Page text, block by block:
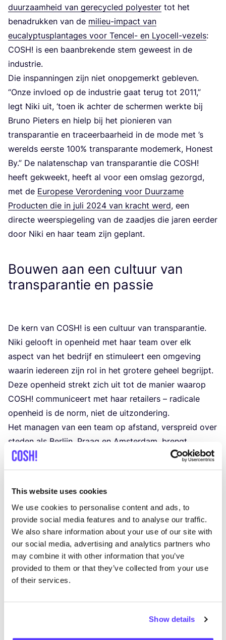
This website uses cookies
We use cookies to personalise content and ads, to
provide social media features and to analyse our traffic.
We also share information about your use of our site with
our social media, advertising and analytics partners who
may combine it with other information that you’ve
provided to them or that they’ve collected from your use
of their services.
Show details
duur­zaam­heid van gere­cy­cled poly­es­ter tot het
bena­druk­ken van de mili­eu-impact van
euca­lyp­tus­plan­ta­ges voor Ten­cel- en Lyo­cell-vezels:
COSH! is een baan­bre­ken­de stem geweest in de
industrie.
Die inspan­nin­gen zijn niet onop­ge­merkt geble­ven.
“Onze invloed op de indu­strie gaat terug tot 2011,”
legt Niki uit, ‘toen ik ach­ter de scher­men werk­te bij
Bru­no Pie­ters en hielp bij het pio­nie­ren van
trans­pa­ran­tie en tra­ceer­baar­heid in de mode met ’s
werelds eer­ste 100% trans­pa­ran­te mode­merk, Honest
By.” De nala­ten­schap van trans­pa­ran­tie die COSH!
heeft gekweekt, heeft al voor een omslag gezorgd,
met de Euro­pe­se Ver­or­de­ning voor Duur­za­me
Pro­duc­ten die in juli 2024 van kracht werd, een
direc­te weer­spie­ge­ling van de zaad­jes die jaren eer­der
door Niki en haar team zijn geplant.
Bouwen aan een cultuur van
transparantie en passie
De kern van COSH! is een cul­tuur van trans­pa­ran­tie.
Niki gelooft in open­heid met haar team over elk
aspect van het bedrijf en sti­mu­leert een omge­ving
waar­in ieder­een zijn rol in het gro­te­re geheel begrijpt.
Deze open­heid strekt zich uit tot de manier waar­op
COSH! com­mu­ni­ceert met haar retai­lers – radi­ca­le
open­heid is de norm, niet de uitzondering.
Het mana­gen van een team op afstand, ver­spreid over
ste­den als Ber­lijn , Praag en Amster­dam , brengt
uit­da­gin­gen met zich mee, maar biedt ook de
flexi­bi­li­teit en dyna­miek die een start-up nodig heeft
ondanks de afstand weke­lijks naar kan­toor rei­zen,
spreekt boek­de­len over de cul­tuur van pas­sie en
toe­wij­ding die Niki bijCOSH ! heeft gecultiveerd.